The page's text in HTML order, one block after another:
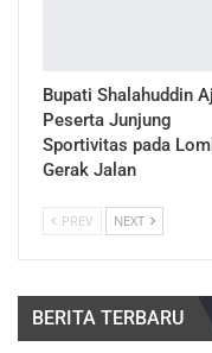
Bupati Shalahuddin
Peserta Junjung
Sportivitas pada
Gerak Jalan
PREV NEXT
BERITA TERBARU